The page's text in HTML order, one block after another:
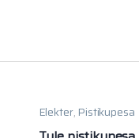
Elekter, Pistikupesa